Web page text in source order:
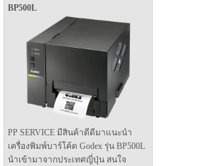
BP500L
PP SERVICE มีสินค้าดีดีมาแนะนำ
เครื่องพิมพ์บาร์โค้ด Godex รุ่น BP500L
นำเข้ามาจากประเทศญี่ปุ่น สนใจ